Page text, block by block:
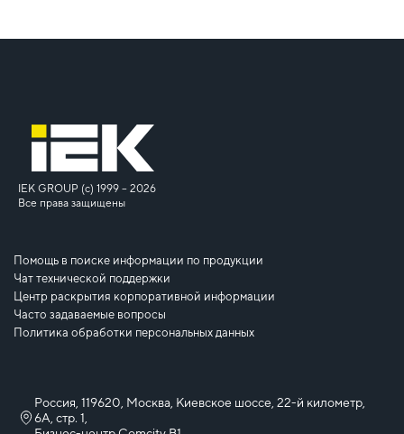
IEK GROUP (c) 1999 – 2026
Все права защищены
Помощь в поиске информации по продукции
Чат технической поддержки
Центр раскрытия корпоративной информации
Часто задаваемые вопросы
Политика обработки персональных данных
Россия, 119620, Москва, Киевское шоссе, 22-й километр,
6А, стр. 1,